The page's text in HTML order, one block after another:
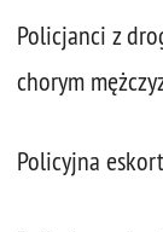
Policjanci z
chorym
Policyjna